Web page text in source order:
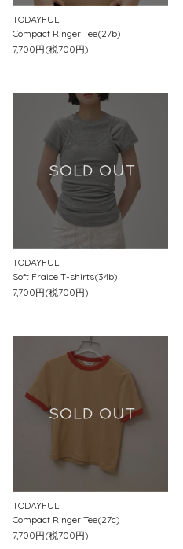
TODAYFUL
Compact Ringer Tee(27b)
7,700円(税700円)
TODAYFUL
Soft Fraice T-shirts(34b)
7,700円(税700円)
TODAYFUL
Compact Ringer Tee(27c)
7,700円(税700円)